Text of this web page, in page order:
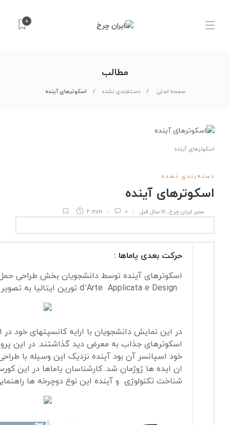
0
مطالب
صفحه اصلی دسته‌بندی نشده اسکوترهای آينده
اسکوترهای آينده
دسته‌بندی نشده
اسکوترهای آينده
مدیر ایران چرخ, 16 سال قبل 0
2 min
حرکت بعدی ياماها :
اسکوترهای آینده توسط دانشجویان بخش طراحی
در این نمایش دانشجویان با ارایه کانسپتهای خود در
اسکوترهای جذاب به معرض دید گذاشتند. در این
خود اسپانسر آن بود آینده نزدیک این وسیله با
ان ایده ها ژوژمان شد. کارشناسان یاماها در این
شناخت تکنولوژی و آینده این نوع دوچرخه ها